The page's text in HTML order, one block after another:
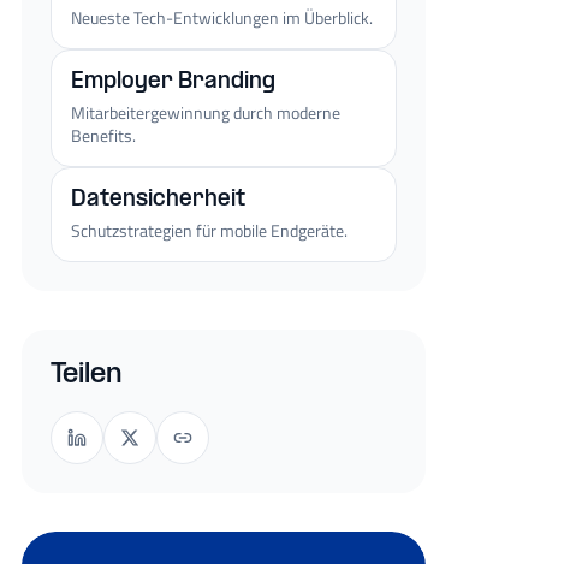
Neueste Tech-Entwicklungen im Überblick.
Employer Branding
Mitarbeitergewinnung durch moderne
Benefits.
Datensicherheit
Schutzstrategien für mobile Endgeräte.
Teilen